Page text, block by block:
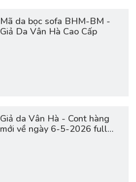
Mã da bọc sofa BHM-BM -
Giả Da Vân Hà Cao Cấp
Giả da Vân Hà - Cont hàng
mới về ngày 6-5-2026 full